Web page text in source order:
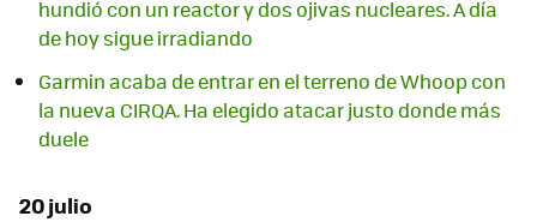
hundió con un reactor y dos ojivas nucleares. A día
de hoy sigue irradiando
Garmin acaba de entrar en el terreno de Whoop con
la nueva CIRQA. Ha elegido atacar justo donde más
duele
20 julio